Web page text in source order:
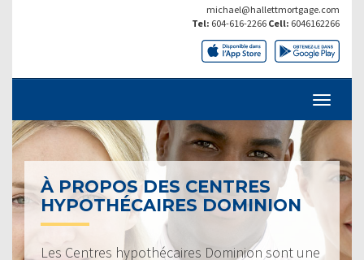
michael@hallettmortgage.com
Tel: 604-616-2266 Cell: 6046162266
À PROPOS DES CENTRES
HYPOTHÉCAIRES DOMINION
Les Centres hypothécaires Dominion sont une